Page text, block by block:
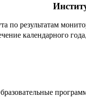
по результатам
календарного